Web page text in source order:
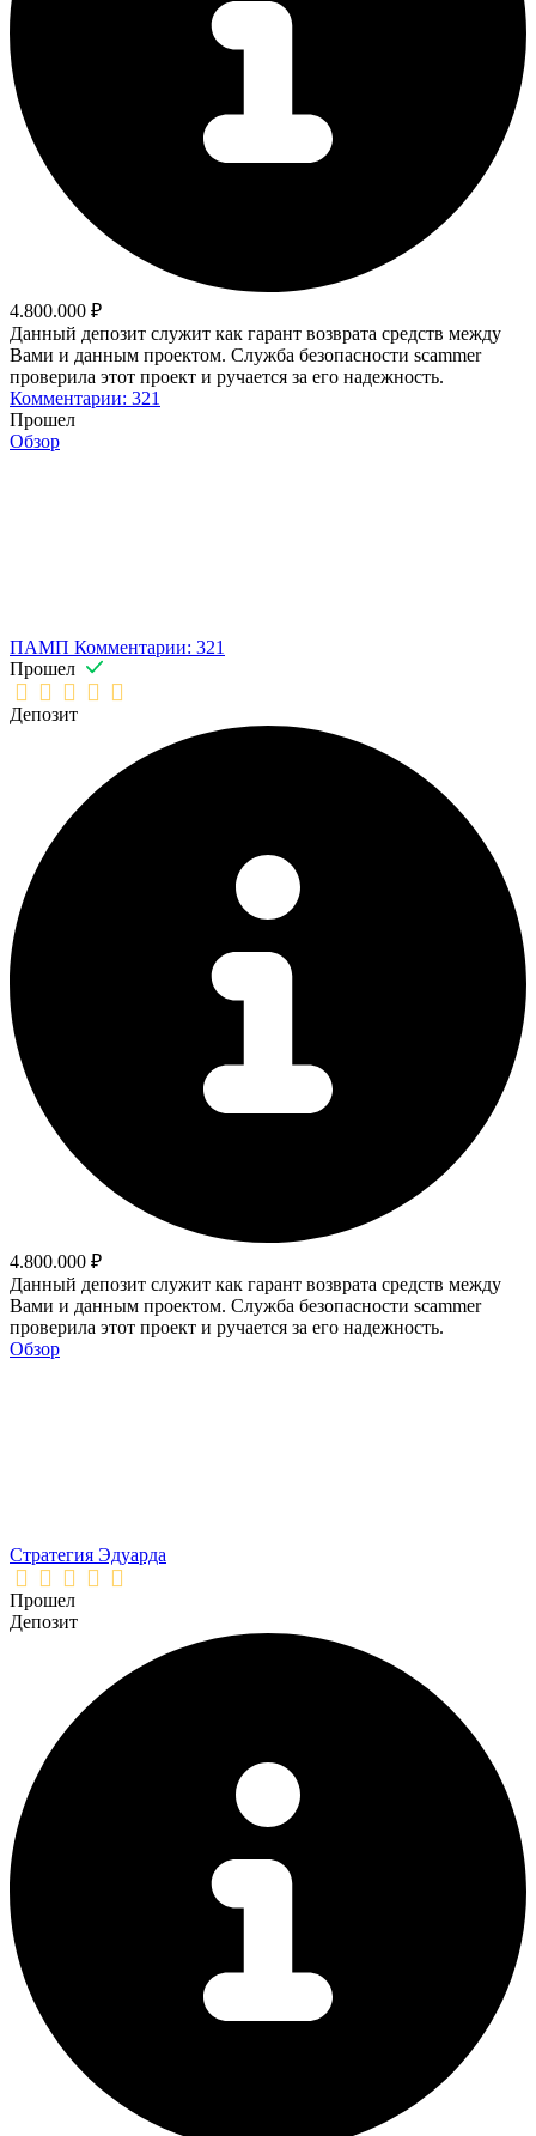
4.800.000 ₽
Данный депозит служит как гарант возврата средств между
Вами и данным проектом. Служба безопасности scammer
проверила этот проект и ручается за его надежность.
Комментарии: 321
Прошел
Обзор
ПАМП Комментарии: 321
Прошел
Депозит
4.800.000 ₽
Данный депозит служит как гарант возврата средств между
Вами и данным проектом. Служба безопасности scammer
проверила этот проект и ручается за его надежность.
Обзор
Стратегия Эдуарда
Прошел
Депозит